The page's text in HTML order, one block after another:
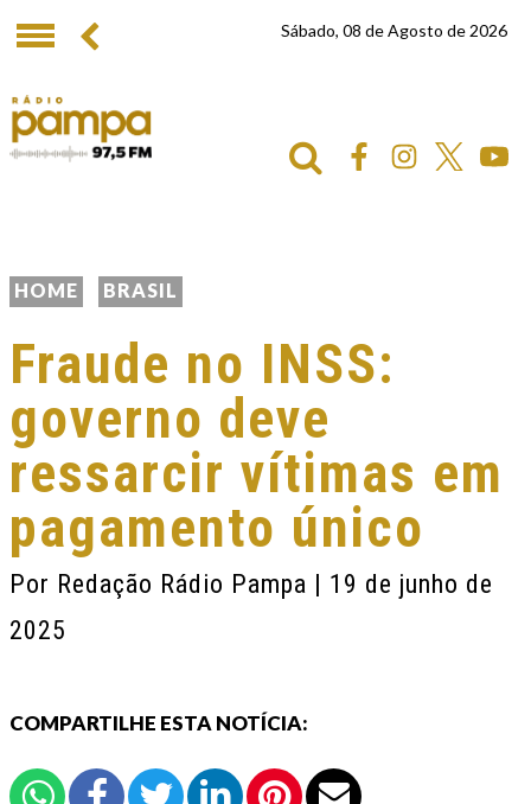
Sábado, 08 de Agosto de 2026
HOME BRASIL
Fraude no INSS:
governo deve
ressarcir vítimas em
pagamento único
Por Redação Rádio Pampa | 19 de junho de
2025
COMPARTILHE ESTA NOTÍCIA: